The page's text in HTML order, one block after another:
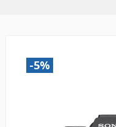
-5%